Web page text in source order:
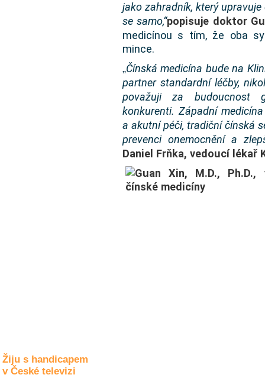
Žiju s handicapem
v České televizi
jako zahradník, který
se samo,“popisuje doktor
medicínou s tím, že oba
mince.
„Čínská medicína bude na
partner standardní léčby,
považuji za budoucnost
konkurenti. Západní
a akutní péči, tradiční čínská
prevenci onemocnění a
Daniel Frňka, vedoucí lékař